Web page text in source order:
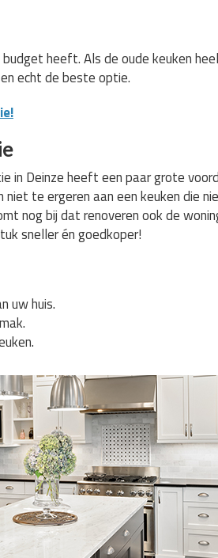
heeft. Als de oude keuken
echt de beste optie.
in Deinze heeft een paar grote
te ergeren aan een keuken die
nog bij dat renoveren ook de
sneller én goedkoper!
uw huis.